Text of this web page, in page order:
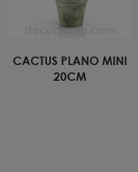
CACTUS PLANO MINI
20CM